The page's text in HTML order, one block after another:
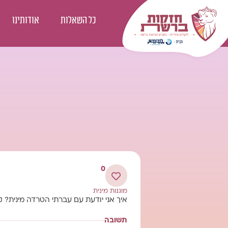
כל השאלות אודותינו
0
מוגנות מינית
איך אני יודעת עם עברתי הטרדה
תשובה